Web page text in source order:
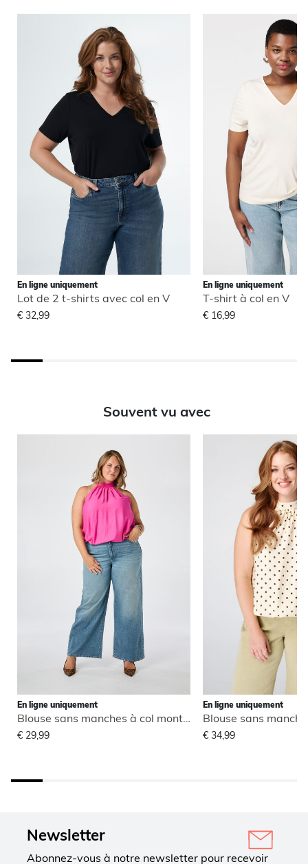
En ligne uniquement
Lot de 2 t-shirts avec col en V
€ 32,99
En ligne uniquement
T-shirt à col en V
€ 16,99
Souvent vu avec
En ligne uniquement
Blouse sans manches à col montant
€ 29,99
En ligne uniquement
€ 34,99
Newsletter
Abonnez-vous à notre newsletter pour recevoir